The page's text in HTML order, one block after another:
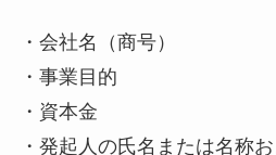
・会社名（商号）
・事業目的
・資本金
・発起人の氏名または名称